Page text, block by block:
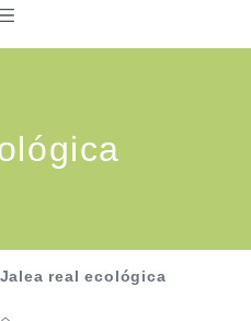
Jalea real ecológica